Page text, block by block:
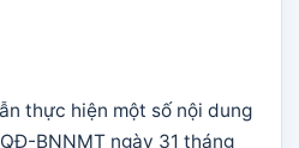
thực hiện một số nội dung
BNNMT ngày 31 tháng